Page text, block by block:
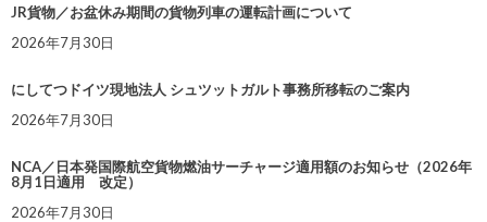
JR貨物／お盆休み期間の貨物列車の運転計画について
2026年7月30日
にしてつドイツ現地法人 シュツットガルト事務所移転のご案内
2026年7月30日
NCA／日本発国際航空貨物燃油サーチャージ適用額のお知らせ（2026年
8月1日適用 改定）
2026年7月30日